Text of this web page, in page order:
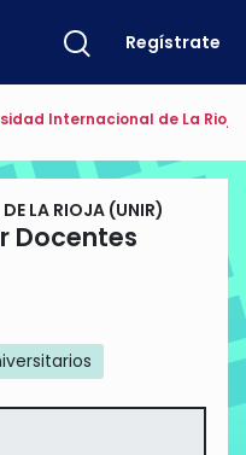
Regístrate
Internacional de La Rioja
LA RIOJA (UNIR)
Docentes